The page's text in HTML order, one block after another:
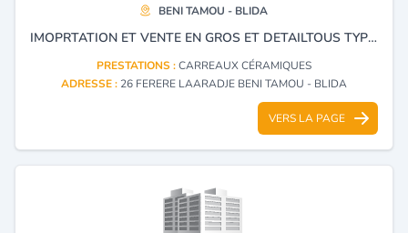
BENI TAMOU - BLIDA
IMOPRTATION ET VENTE EN GROS ET DETAILTOUS TYPE DE CERAMIQUE ET FAÏENCE,DALLE DE SOL,SANITAIRE.
PRESTATIONS :CARREAUX CÉRAMIQUES
ADRESSE : 26 FERERE LAARADJE BENI TAMOU - BLIDA
VERS LA PAGE